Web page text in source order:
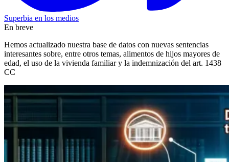
Superbia en los medios
En breve
Hemos actualizado nuestra base de datos con nuevas sentencias
interesantes sobre, entre otros temas, alimentos de hijos mayores de
edad, el uso de la vivienda familiar y la indemnización del art. 1438
CC